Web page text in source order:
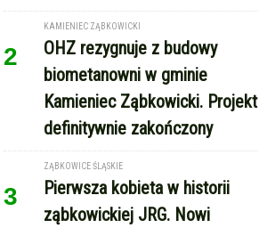
2
KAMIENIEC ZĄBKOWICKI
OHZ rezygnuje z budowy
biometanowni w gminie
Kamieniec Ząbkowicki. Projekt
definitywnie zakończony
3
ZĄBKOWICE ŚLĄSKIE
Pierwsza kobieta w historii
ząbkowickiej JRG. Nowi